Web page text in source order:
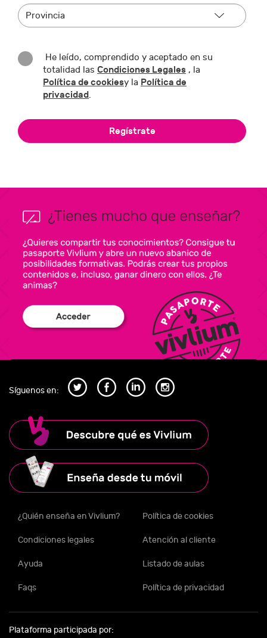
He leído, comprendido y aceptado en su
totalidad las Condiciones Legales , la
Política de cookiesy la Política de
privacidad.
Síguenos en:
¿Quién enseña en Vivlium? Política de cookies
Condiciones legales Atención al cliente
Ayuda Listado de aulas
Faqs Política de privacidad
Plataforma participada por: